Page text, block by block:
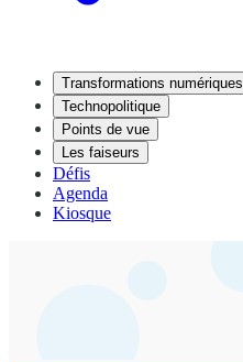
Transformations numériques
Technopolitique
Points de vue
Les faiseurs
Défis
Agenda
Kiosque